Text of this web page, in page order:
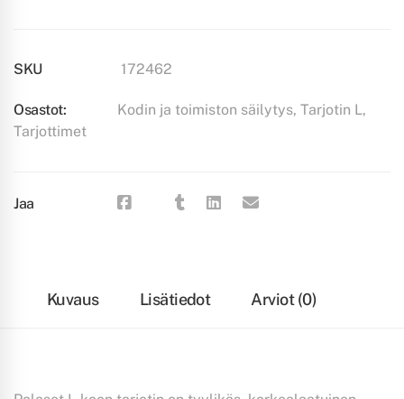
SKU 172462
Osastot: Kodin ja toimiston säilytys, Tarjotin L,
Tarjottimet
Jaa
Kuvaus Lisätiedot Arviot (0)